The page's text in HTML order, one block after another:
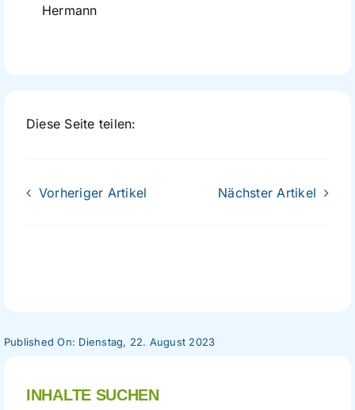
Hermann
Diese Seite teilen:
Vorheriger Artikel Nächster Artikel
Published On: Dienstag, 22. August 2023
INHALTE SUCHEN